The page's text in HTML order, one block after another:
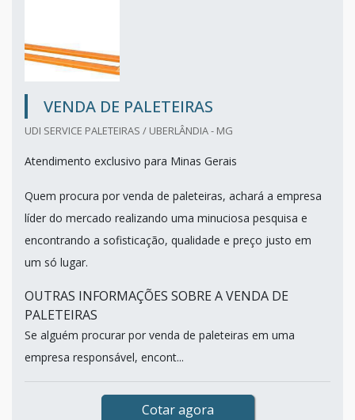
VENDA DE PALETEIRAS
UDI SERVICE PALETEIRAS / UBERLÂNDIA - MG
Atendimento exclusivo para Minas Gerais
Quem procura por venda de paleteiras, achará a empresa
líder do mercado realizando uma minuciosa pesquisa e
encontrando a sofisticação, qualidade e preço justo em
um só lugar.
OUTRAS INFORMAÇÕES SOBRE A VENDA DE
PALETEIRAS
Se alguém procurar por venda de paleteiras em uma
empresa responsável, encont...
Cotar agora